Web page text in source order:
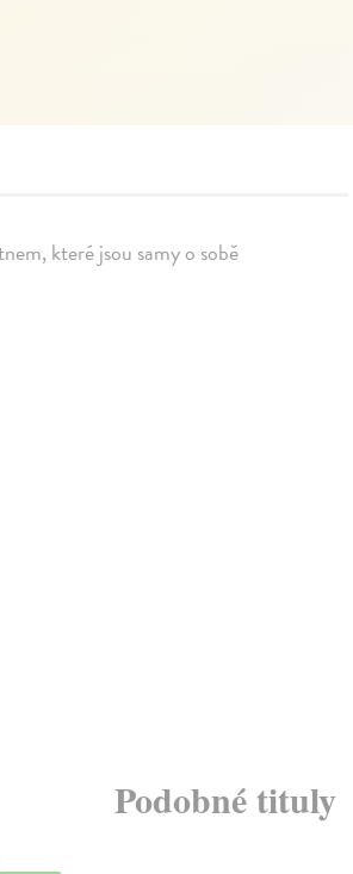
které jsou samy o sobě
Podobné tituly